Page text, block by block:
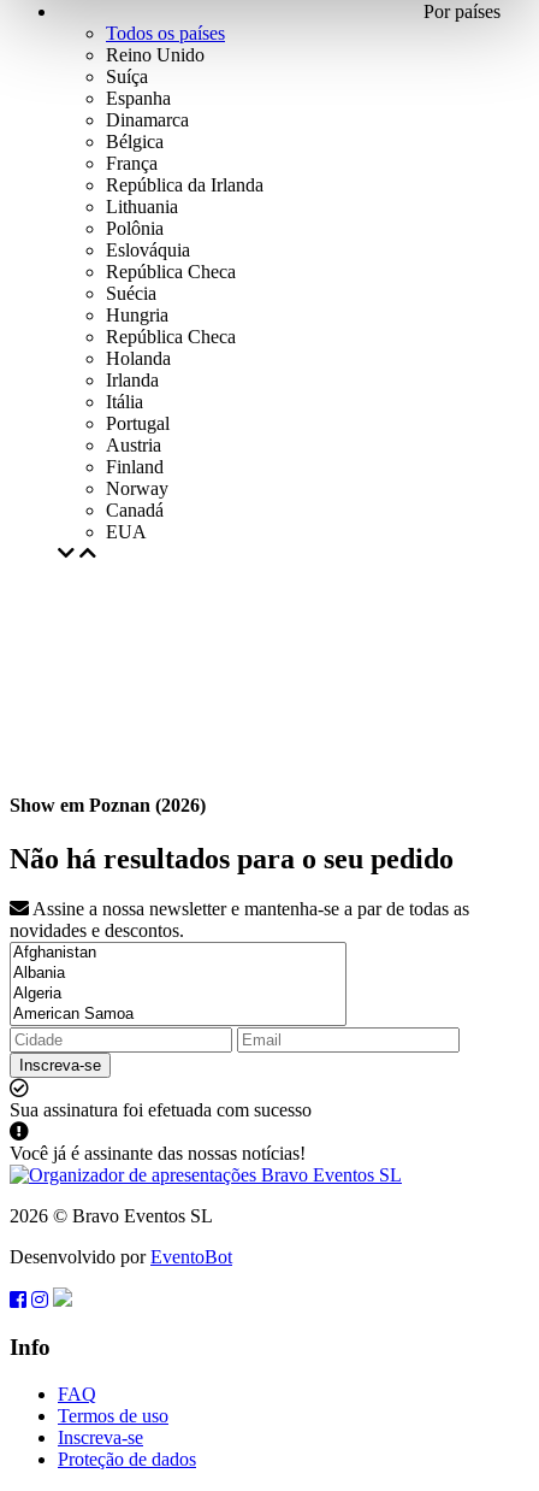
Por países
Todos os países
Reino Unido
Suíça
Espanha
Dinamarca
Bélgica
França
República da Irlanda
Lithuania
Polônia
Eslováquia
República Checa
Suécia
Hungria
República Checa
Holanda
Irlanda
Itália
Portugal
Austria
Finland
Norway
Canadá
EUA
Show em Poznan (2026)
Não há resultados para o seu pedido
Assine a nossa newsletter e mantenha-se a par de todas as
novidades e descontos.
Inscreva-se
Sua assinatura foi efetuada com sucesso
Você já é assinante das nossas notícias!
2026 © Bravo Eventos SL
Desenvolvido porEventoBot
Info
FAQ
Termos de uso
Inscreva-se
Proteção de dados